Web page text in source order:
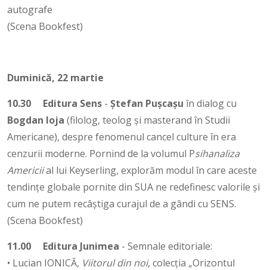
autografe
(Scena Bookfest)
Duminică, 22 martie
10.30
Editura Sens - Ștefan Pușcașu în dialog cu
Bogdan Ioja (filolog, teolog și masterand în Studii
Americane), despre fenomenul cancel culture în era
cenzurii moderne. Pornind de la volumul Psihanaliza
Americiial lui Keyserling, explorăm modul în care aceste
tendințe globale pornite din SUA ne redefinesc valorile și
cum ne putem recâștiga curajul de a gândi cu SENS.
(Scena Bookfest)
11.00
Editura Junimea - Semnale editoriale:
• Lucian IONICĂ, Viitorul din noi, colecția „Orizontul